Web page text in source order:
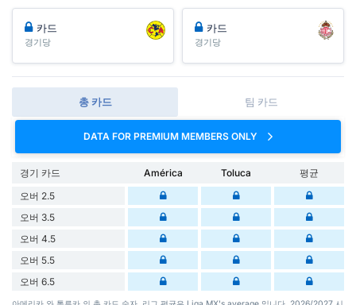
카드
경기당
카드
경기당
총 카드 팀 카드
DATA FOR PREMIUM MEMBERS ONLY
경기 카드 América Toluca
평균
오버 2.5
오버 3.5
오버 4.5
오버 5.5
오버 6.5